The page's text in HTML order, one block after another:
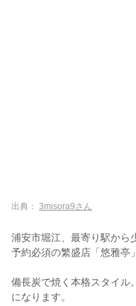
出典： 3misora9さん
浦安市堀江、最寄り駅から
予約必須の繁盛店「悠雅亭
備長炭で焼く本格スタイル
になります。